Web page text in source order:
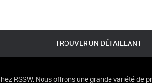
TROUVER UN DÉTAILLANT
RSSW. Nous offrons une grande variété